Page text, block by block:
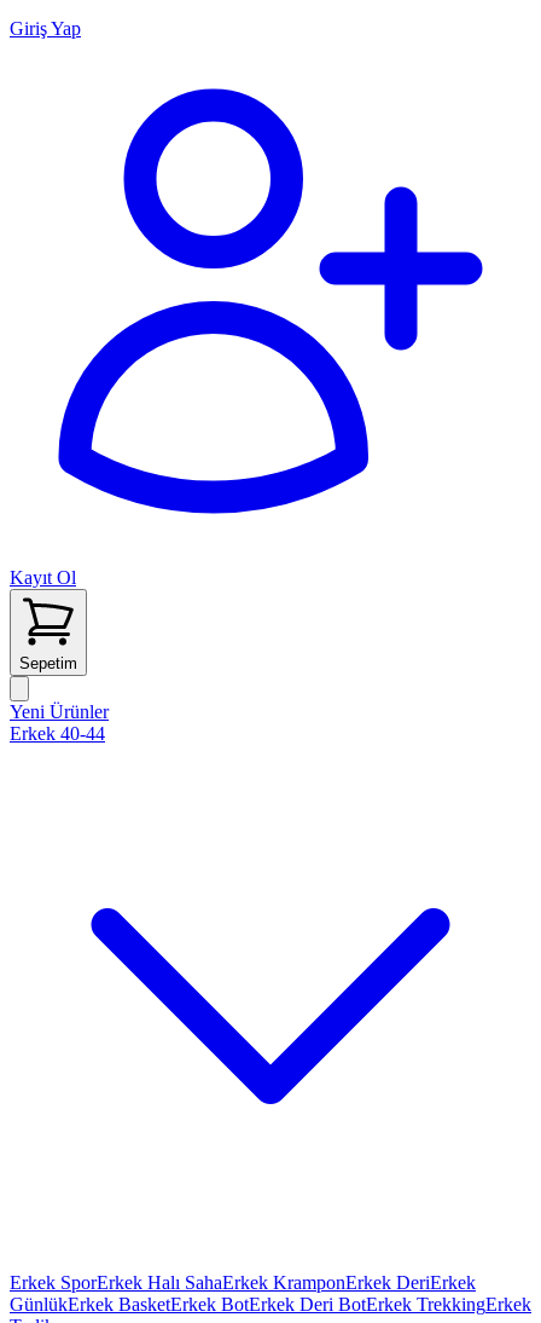
Giriş Yap
Kayıt Ol
Sepetim
Yeni Ürünler
Erkek 40-44
Erkek SporErkek Halı SahaErkek KramponErkek DeriErkek
GünlükErkek BasketErkek BotErkek Deri BotErkek TrekkingErkek